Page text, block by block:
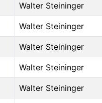
Walter Steininger
Walter Steininger
Walter Steininger
Walter Steininger
Walter Steininger